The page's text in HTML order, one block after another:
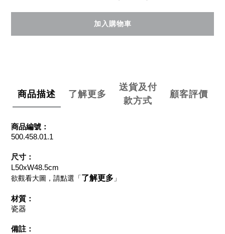
加入購物車
商品描述 了解更多
送貨及付
款方式
顧客評價
商品編號：
500.458.01.1
尺寸：
L50xW48.5cm
欲觀看大圖，請點選「了解更多 」
材質：
瓷器
備註：